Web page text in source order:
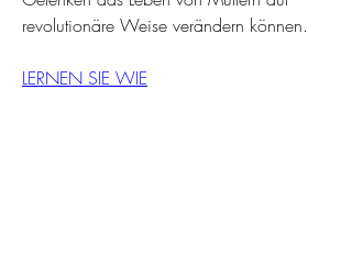
revolutionäre Weise verändern können.
LERNEN SIE WIE